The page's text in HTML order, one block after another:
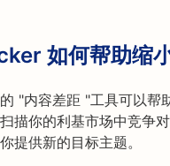
如何帮助缩
"内容差距 "工具可以帮
描你的利基市场中竞争
提供新的目标主题。